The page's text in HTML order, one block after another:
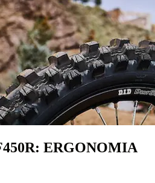
ERGONOMIA